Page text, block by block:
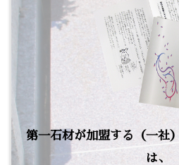
第一石材が加盟する（一社
は、